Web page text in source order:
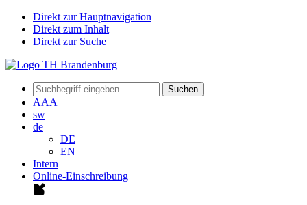
Direkt zur Hauptnavigation
Direkt zum Inhalt
Direkt zur Suche
Suchen
AAA
sw
de
DE
EN
Intern
Online-Einschreibung